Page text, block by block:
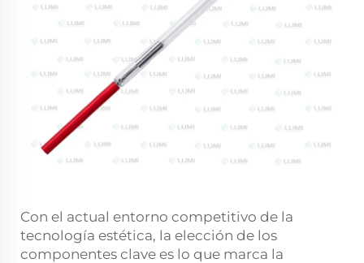
Con el actual entorno competitivo de la
tecnología estética, la elección de los
componentes clave es lo que marca la